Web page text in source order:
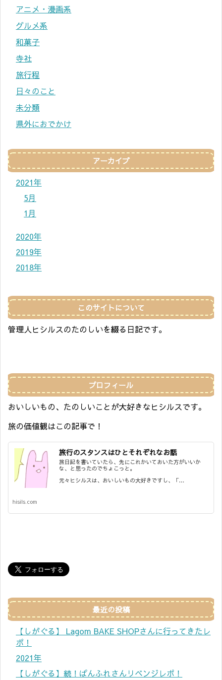
アニメ・漫画系
グルメ系
和菓子
寺社
旅行程
日々のこと
未分類
県外におでかけ
アーカイブ
2021年
5月
1月
2020年
2019年
2018年
このサイトについて
管理人ヒシルスのたのしいを綴る日記です。
プロフィール
おいしいもの、たのしいことが大好きなヒシルスです。
旅の価値観はこの記事で！
旅行のスタンスはひとそれぞれなお話
旅日記を書いていたら、先にこれかいておいた方がいいか
な、と思ったのでちょこっと。
元々ヒシルスは、おいしいもの大好きですし、「…
hisils.com
最近の投稿
【しがぐる】 Lagom BAKE SHOPさんに行ってきたレ
ポ！
2021年
【しがぐる】続！ぱんふれさんリベンジレポ！